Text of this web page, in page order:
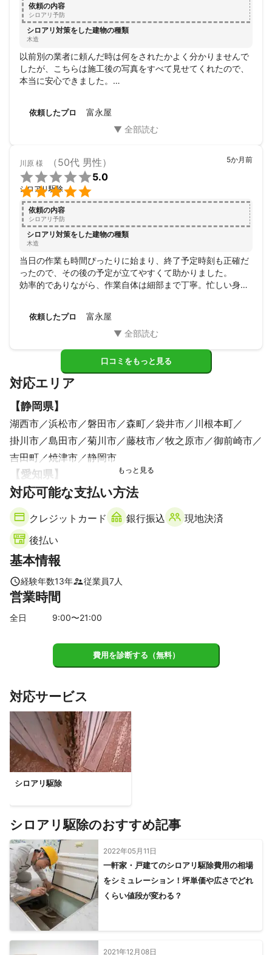
依頼の内容
シロアリ予防
シロアリ対策をした建物の種類
木造
以前別の業者に頼んだ時は何をされたかよく分かりませんで
したが、こちらは施工後の写真をすべて見せてくれたので、
本当に安心できました。
こういう「見える化」をしっかりしてくれる業者さんは信頼
依頼したプロ 富永屋
川原 様 （50代 男性）


5.0
シロアリ駆除
5か月前
依頼の内容
シロアリ予防
シロアリ対策をした建物の種類
木造
当日の作業も時間ぴったりに始まり、終了予定時刻も正確だ
ったので、その後の予定が立てやすくて助かりました。
効率的でありながら、作業自体は細部まで丁寧。忙しい身と
依頼したプロ 富永屋
口コミをもっと見る
対応エリア
【静岡県】
湖西市 浜松市 磐田市 森町 袋井市
川根本町
掛川市
島田市 菊川市 藤枝市 牧之原市
御前崎市
吉田町
焼津市 静岡市
【愛知県】
日進市 長久手市 東郷町 尾張旭市
豊明市
瀬戸市 春日井市
大府市
知立市 小牧市 清須市 北名古屋市
東海市
あま市
安城市
飛島村
江南市
津島市 豊田市
一宮市
愛西市
三重県
いなべ市
菰野町
松阪市
対応可能な支払い方法
クレジットカード 銀行振込
現地決済
後払い
基本情報
経験年数13年 従業員7人
営業時間
全日 9:00〜21:00
費用を診断する（無料）
対応サービス
シロアリ駆除
シロアリ駆除のおすすめ記事
2022年05月11日
一軒家・戸建てのシロアリ駆除費用の相場
をシミュレーション！坪単価や広さでどれ
くらい値段が変わる？
2021年12月08日